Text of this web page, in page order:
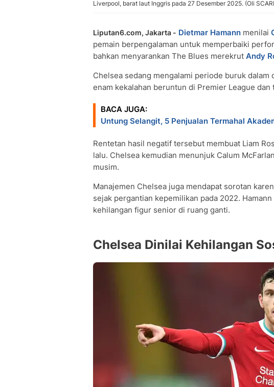
Liverpool, barat laut Inggris pada 27 Desember 2025. (Oli
Liputan6.com, Jakarta - Dietmar Hamann menilai
pemain berpengalaman untuk memperbaiki
bahkan menyarankan The Blues merekrut Andy
Chelsea sedang mengalami periode buruk
enam kekalahan beruntun di Premier League
BACA JUGA:
Untung Selangit, 5 Penjualan Termahal
Rentetan hasil negatif tersebut membuat Liam
lalu. Chelsea kemudian menunjuk Calum
musim.
Manajemen Chelsea juga mendapat sorotan
sejak pergantian kepemilikan pada 2022.
kehilangan figur senior di ruang ganti.
Chelsea Dinilai Kehilangan